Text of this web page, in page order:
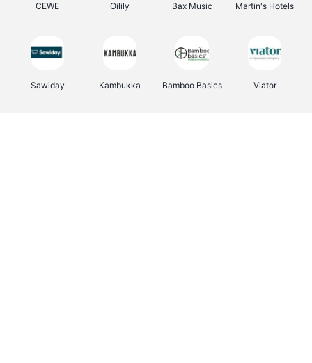
CEWE Oilily Bax Music Martin's Hotels
Sawiday Kambukka Bamboo Basics Viator